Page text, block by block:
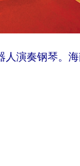
演奏钢琴。